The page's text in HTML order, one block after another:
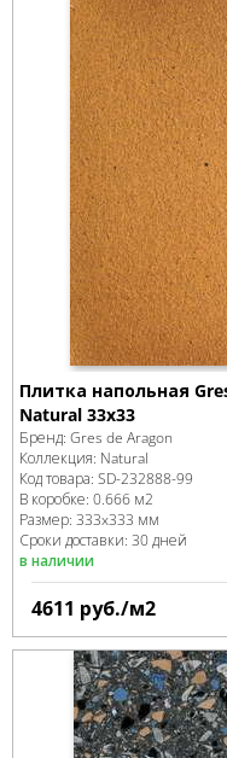
Плитка напольная
Natural 33x33
Бренд: Gres de Aragon
Коллекция: Natural
Код товара: SD-232888-99
В коробке: 0.666 м2
Размер: 333x333 мм
Сроки доставки: 30 дней
в наличии
4611 руб./м2